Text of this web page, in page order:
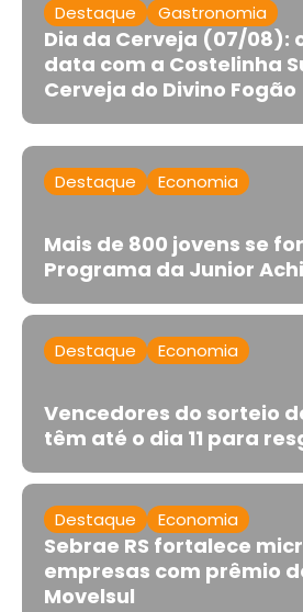
Destaque Gastronomia
Dia da Cerveja (07/08):
data com a Costelinha
Cerveja do Divino Fogão
Destaque Economia
Mais de 800 jovens se
Programa da Junior
Destaque Economia
Vencedores do sorteio
têm até o dia 11 para
Destaque Economia
Sebrae RS fortalece
empresas com prêmio
Movelsul